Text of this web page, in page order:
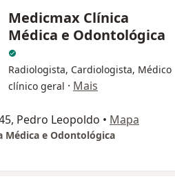
Medicmax Clínica
Médica e Odontológica
Radiologista, Cardiologista, Médico
clínico geral · Mais
Pedro Leopoldo • Mapa
Médica e Odontológica